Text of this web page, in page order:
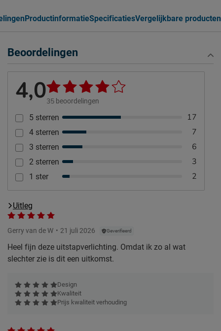
ProductinformatieSpecificatiesVergelijkbare producten
Beoordelingen
4,035 beoordelingen
5 sterren 17
4 sterren 7
3 sterren 6
2 sterren 3
1 ster 2
Uitleg
Gerry van de W 21 juli 2026 Geverifieerd
Heel fijn deze uitstapverlichting. Omdat ik zo al wat
slechter zie is dit een uitkomst.
Design
Kwaliteit
Prijs kwaliteit verhouding